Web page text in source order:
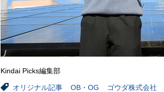
Kindai Picks編集部
オリジナル記事 OB・OG ゴウダ株式会社